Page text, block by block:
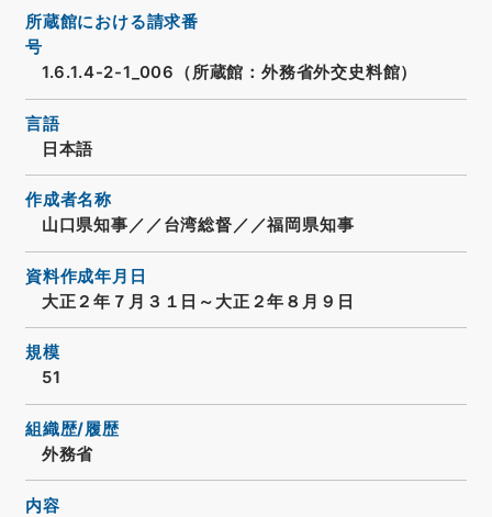
所蔵館における請求番
号
1.6.1.4-2-1_006（所蔵館：外務省外交史料館）
言語
日本語
作成者名称
山口県知事／／台湾総督／／福岡県知事
資料作成年月日
大正２年７月３１日～大正２年８月９日
規模
51
組織歴/履歴
外務省
内容